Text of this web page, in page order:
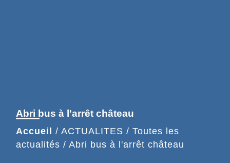
Abri bus à l'arrêt château
Accueil / ACTUALITES / Toutes les
actualités / Abri bus à l'arrêt château